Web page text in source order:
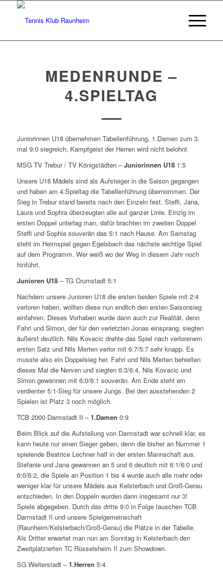
MEDENRUNDE –
4.SPIELTAG
Juniorinnen U18 übernehmen Tabellenführung, 1.Damen zum 3.
mal 9:0 siegreich, Kampfgeist der Herren wird nicht belohnt
MSG TV Trebur / TV Königstädten –Juniorinnen U181:5
Unsere U18 Mädels sind als Aufsteiger in die Saison gegangen
und haben am 4.Spieltag die Tabellenführung übernommen. Der
Sieg in Trebur stand bereits nach den Einzeln fest. Steffi, Jana,
Laura und Sophia überzeugten alle auf ganzer Linie. Einzig im
ersten Doppel unterlag man, dafür brachten im zweiten Doppel
Steffi und Sophia souverän das 5:1 nach Hause. Am Samstag
steht im Heimspiel gegen Egelsbach das nächste wichtige Spiel
auf dem Programm. Wer weiß wo der Weg in diesem Jahr noch
hinführt.
Junioren U18– TG Crumstadt 5:1
Nachdem unsere Junioren U18 die ersten beiden Spiele mit 2:4
verloren haben, wollten diese nun endlich den ersten Saisonsieg
einfahren. Dieses Vorhaben wurde dann auch zur Realität, denn
Fahri und Simon, der für den verletzten Jonas einsprang, siegten
äußerst deutlich. Nils Kovacic drehte das Spiel nach verlorenem
ersten Satz und Nils Merten verlor mit 6:7/5:7 sehr knapp. Es
musste also ein Doppelsieg her. Fahri und Nils Merten behielten
dieses Mal die Nerven und siegten 6:3/6:4, Nils Kovacic und
Simon gewannen mit 6:0/6:1 souverän. Am Ende steht ein
verdienter 5:1-Sieg für unsere Jungs. Bei den ausstehenden 2
Spielen ist Platz 3 noch möglich.
TCB 2000 Darmstadt II – 1.Damen 0:9
Beim Blick auf die Aufstellung von Darmstadt war schnell klar, es
kann heute nur einen Sieger geben, denn die bisher an Nummer 1
spielende Beatrice Lechner half in der ersten Mannschaft aus.
Stefanie und Jana gewannen an 5 und 6 deutlich mit 6:1/6:0 und
6:0/6:2, die Spiele an Position 1 bis 4 wurde auch alle mehr oder
weniger klar für unsere Mädels aus Kelsterbach und Groß-Gerau
entschieden. In den Doppeln wurden dann insgesamt nur 3!
Spiele abgegeben. Durch das dritte 9:0 in Folge tauschen TCB
Darmstadt II und unsere Spielgemeinschaft
(Raunheim/Kelsterbach/Groß-Gerau) die Plätze in der Tabelle.
Als Dritter erwartet man nun am Sonntag in Kelsterbach den
Zweitplatzierten TC Rüsselsheim II zum Showdown.
SG Weiterstadt – 1.Herren 5:4